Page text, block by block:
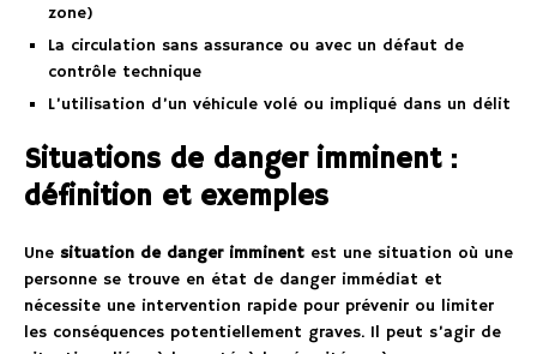
zone)
La circulation sans assurance ou avec un défaut de
contrôle technique
L’utilisation d’un véhicule volé ou impliqué dans un délit
Situations de danger imminent :
définition et exemples
Une situation de danger imminent est une situation où une
personne se trouve en état de danger immédiat et
nécessite une intervention rapide pour prévenir ou limiter
les conséquences potentiellement graves. Il peut s’agir de